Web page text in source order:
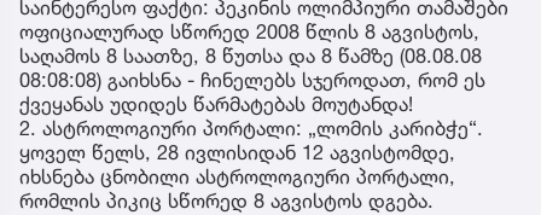
საინტერესო ფაქტი: პეკინის ოლიმპიური თამაშები
ოფიციალურად სწორედ 2008 წლის 8 აგვისტოს,
საღამოს 8 საათზე, 8 წუთსა და 8 წამზე (08.08.08
08:08:08) გაიხსნა - ჩინელებს სჯეროდათ, რომ ეს
ქვეყანას უდიდეს წარმატებას მოუტანდა!
2. ასტროლოგიური პორტალი: „ლომის კარიბჭე“.
ყოველ წელს, 28 ივლისიდან 12 აგვისტომდე,
იხსნება ცნობილი ასტროლოგიური პორტალი,
რომლის პიკიც სწორედ 8 აგვისტოს დგება.